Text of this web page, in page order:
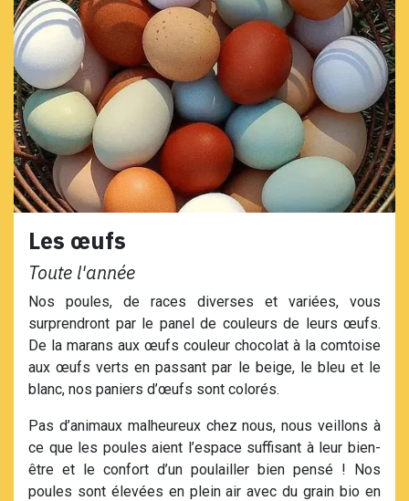
Les œufs
Toute l'année
Nos poules, de races diverses et variées, vous
surprendront par le panel de couleurs de leurs œufs.
De la marans aux œufs couleur chocolat à la comtoise
aux œufs verts en passant par le beige, le bleu et le
blanc, nos paniers d’œufs sont colorés.
Pas d’animaux malheureux chez nous, nous veillons à
ce que les poules aient l’espace suffisant à leur bien-
être et le confort d’un poulailler bien pensé ! Nos
poules sont élevées en plein air avec du grain bio en